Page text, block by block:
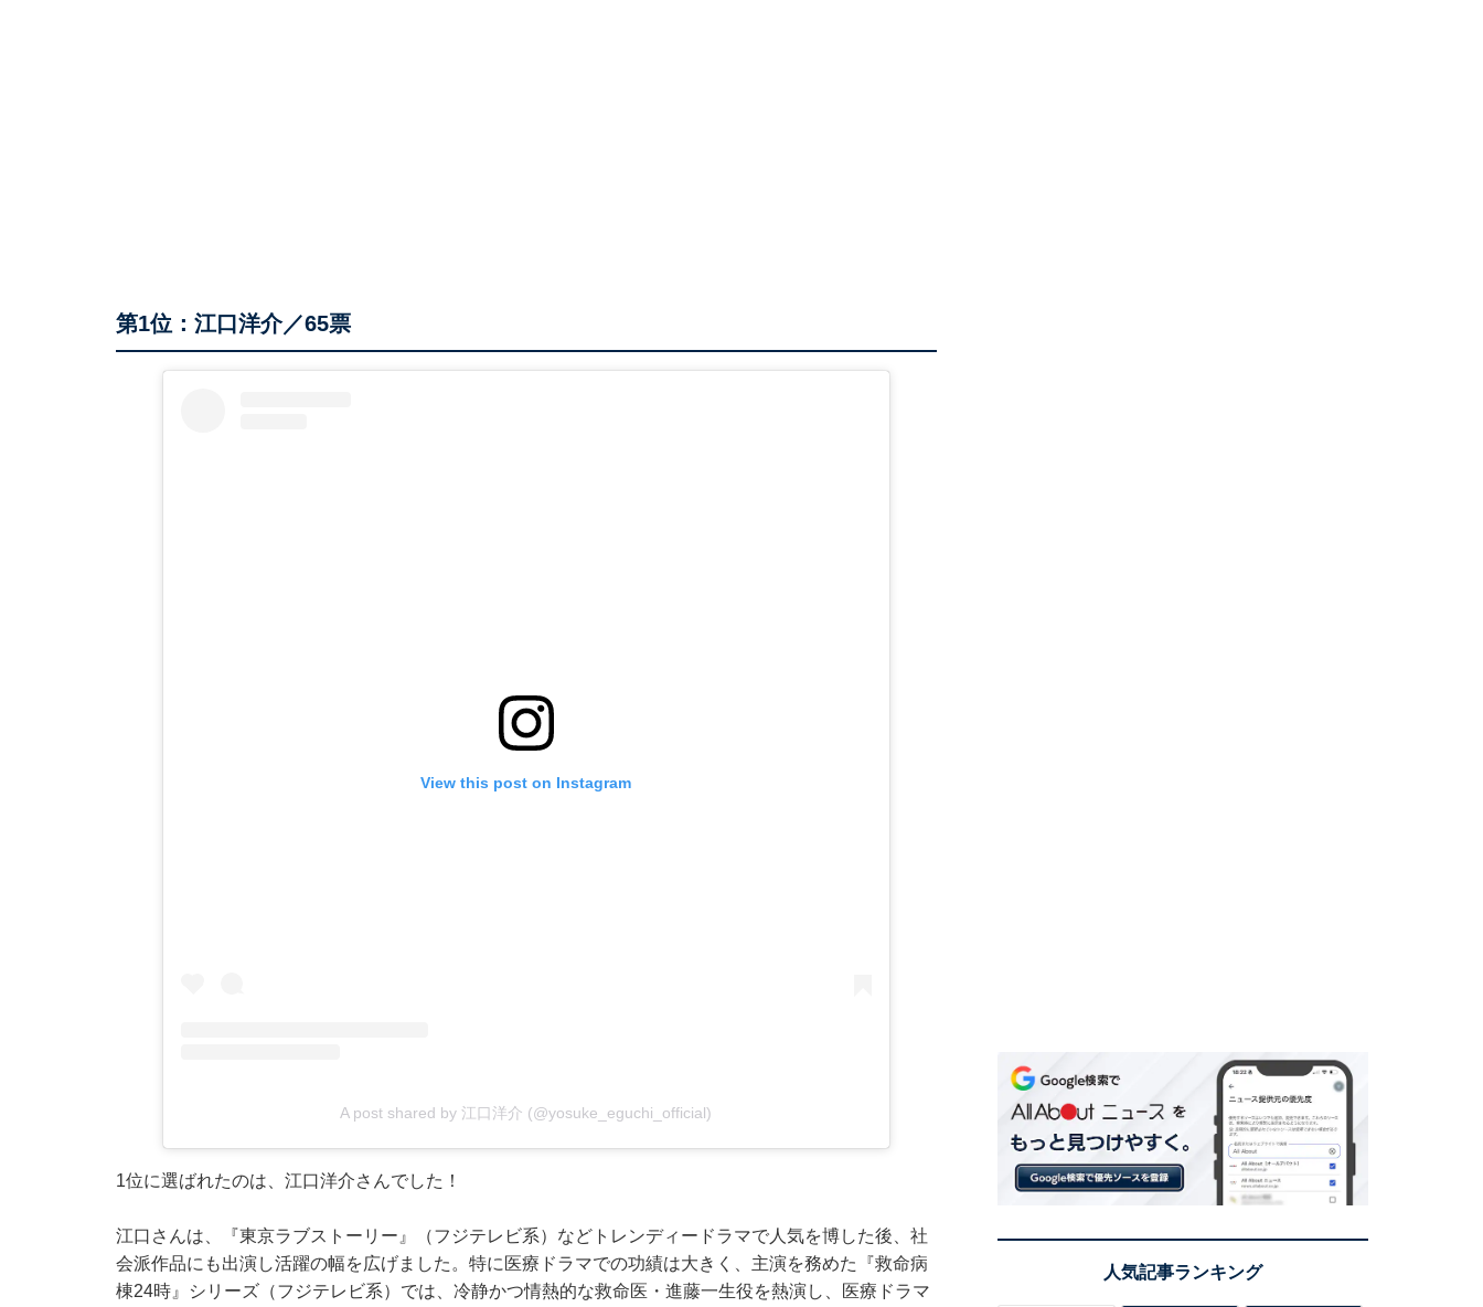
第1位：江口洋介／65票
View this post on Instagram
A post shared by 江口洋介 (@yosuke_eguchi_official)
1位に選ばれたのは、江口洋介さんでした！
江口さんは、『東京ラブストーリー』（フジテレビ系）などトレンディードラマで人気を博した後、社
会派作品にも出演し活躍の幅を広げました。特に医療ドラマでの功績は大きく、主演を務めた『救命病
棟24時』シリーズ（フジテレビ系）では、冷静かつ情熱的な救命医・進藤一生役を熱演し、医療ドラマ